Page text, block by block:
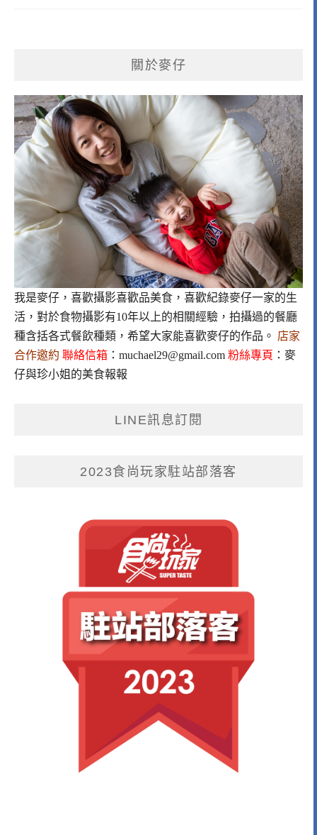
關於麥仔
我是麥仔，喜歡攝影喜歡品美食，喜歡紀錄麥仔一家的生
活，對於食物攝影有10年以上的相關經驗，拍攝過的餐廳
種含括各式餐飲種類，希望大家能喜歡麥仔的作品。 店家
合作邀約 聯絡信箱 ： muchael29@gmail.com 粉絲專頁 ： 麥
仔與珍小姐的美食報報
LINE訊息訂閱
2023食尚玩家駐站部落客